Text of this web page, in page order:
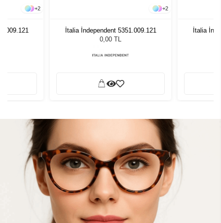
+2 +2
İtalia İndependent 5351.009.121
0,00 TL
İtalia